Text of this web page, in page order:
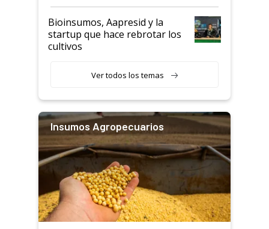
Bioinsumos, Aapresid y la
startup que hace rebrotar los
cultivos
Ver todos los temas
Insumos Agropecuarios